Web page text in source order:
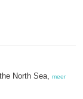
North Sea, meer